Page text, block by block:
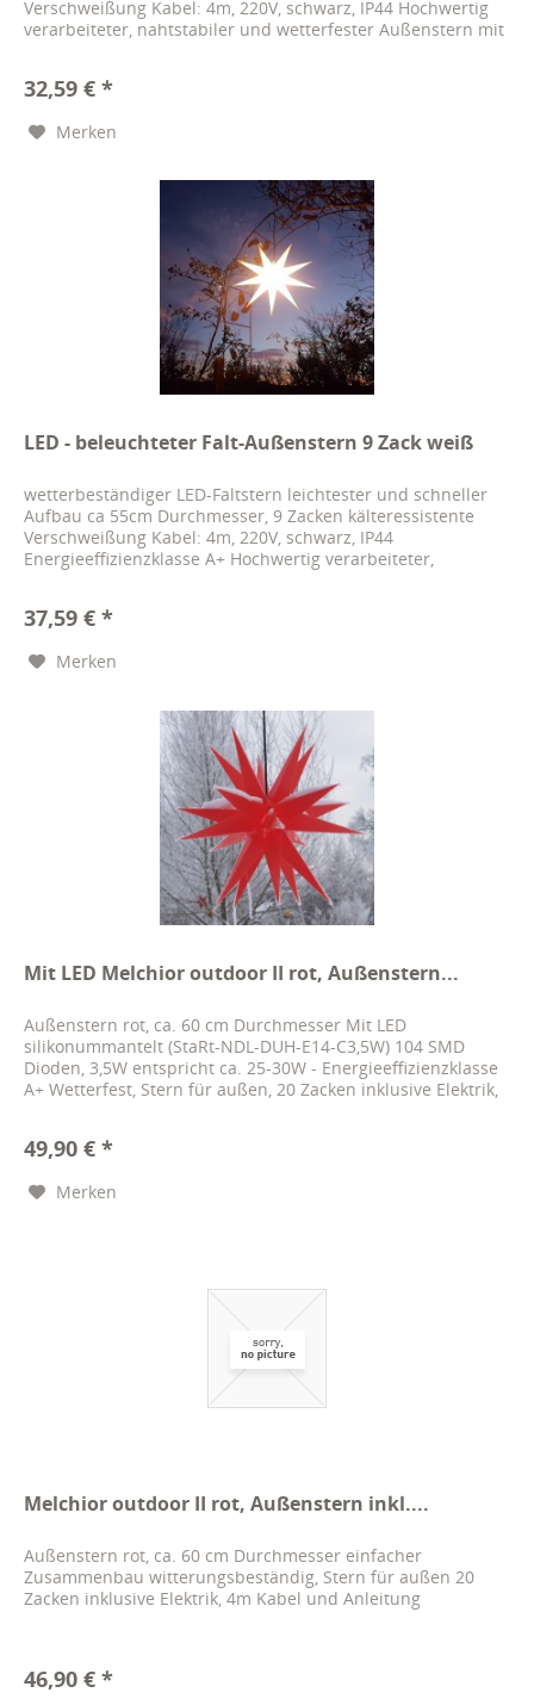
Verschweißung Kabel: 4m, 220V, schwarz, IP44 Hochwertig
verarbeiteter, nahtstabiler und wetterfester Außenstern mit
32,59 € *
Merken
LED - beleuchteter Falt-Außenstern 9 Zack weiß
wetterbeständiger LED-Faltstern leichtester und schneller
Aufbau ca 55cm Durchmesser, 9 Zacken kälteressistente
Verschweißung Kabel: 4m, 220V, schwarz, IP44
Energieeffizienzklasse A+ Hochwertig verarbeiteter,
37,59 € *
Merken
Mit LED Melchior outdoor II rot, Außenstern...
Außenstern rot, ca. 60 cm Durchmesser Mit LED
silikonummantelt (StaRt-NDL-DUH-E14-C3,5W) 104 SMD
Dioden, 3,5W entspricht ca. 25-30W - Energieeffizienzklasse
A+ Wetterfest, Stern für außen, 20 Zacken inklusive Elektrik,
49,90 € *
Merken
Melchior outdoor II rot, Außenstern inkl....
Außenstern rot, ca. 60 cm Durchmesser einfacher
Zusammenbau witterungsbeständig, Stern für außen 20
Zacken inklusive Elektrik, 4m Kabel und Anleitung
46,90 € *